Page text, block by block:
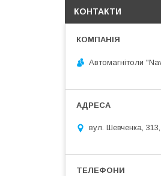
КОНТАКТИ
Автомагнітоли
вул. Шевченка, 313,